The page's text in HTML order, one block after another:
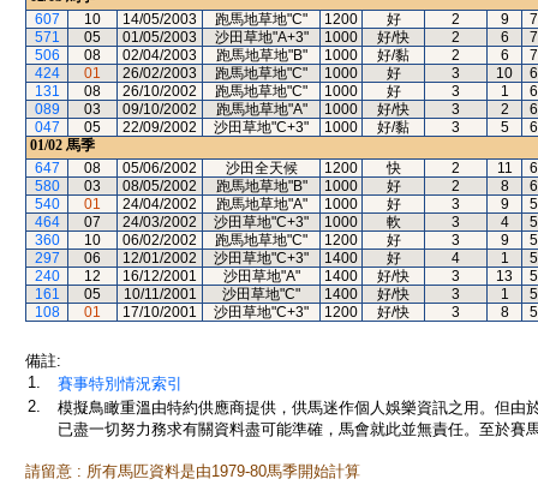
607
10 14/05/2003 跑馬地草地"C" 1200 好 2 9
571
05 01/05/2003 沙田草地"A+3" 1000 好/快 2 6
506
08 02/04/2003 跑馬地草地"B" 1000 好/黏 2 6
424
01 26/02/2003 跑馬地草地"C" 1000 好 3 10
131
08 26/10/2002 跑馬地草地"C" 1000 好 3 1
089
03 09/10/2002 跑馬地草地"A" 1000 好/快 3 2
047
05 22/09/2002 沙田草地"C+3" 1000 好/黏 3 5
01/02 馬季
647
08 05/06/2002 沙田全天候 1200 快 2 11
580
03 08/05/2002 跑馬地草地"B" 1000 好 2 8
540
01 24/04/2002 跑馬地草地"A" 1000 好 3 9
464
07 24/03/2002 沙田草地"C+3" 1000 軟 3 4
360
10 06/02/2002 跑馬地草地"C" 1200 好 3 9
297
06 12/01/2002 沙田草地"C+3" 1400 好 4 1
240
12 16/12/2001 沙田草地"A" 1400 好/快 3 13
161
05 10/11/2001 沙田草地"C" 1400 好/快 3 1
108
01 17/10/2001 沙田草地"C+3" 1200 好/快 3 8
備註:
1.
賽事特別情況索引
2.
模擬鳥瞰重溫由特約供應商提供，供馬迷作個人娛樂資訊之用。但
已盡一切努力務求有關資料盡可能準確，馬會就此並無責任。至於賽
請留意 : 所有馬匹資料是由1979-80馬季開始計算